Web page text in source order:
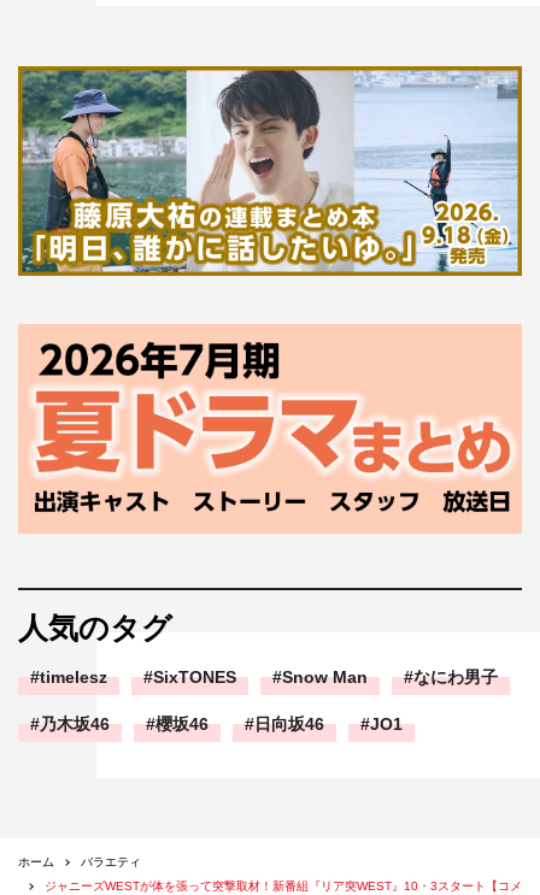
人気のタグ
timelesz SixTONES Snow Man なにわ男子
乃木坂46 櫻坂46 日向坂46 JO1
ホーム
バラエティ
ジャニーズWESTが体を張って突撃取材！新番組『リア突WEST』10・3スタート【コメ